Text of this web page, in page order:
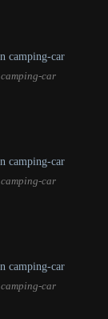
car
car
car